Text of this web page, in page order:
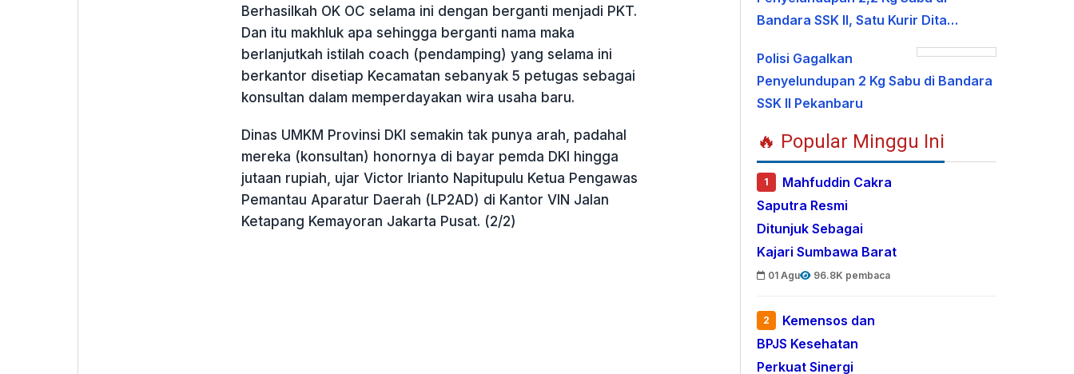
Berhasilkah OK OC selama ini dengan berganti menjadi PKT.
Dan itu makhluk apa sehingga berganti nama maka
berlanjutkah istilah coach (pendamping) yang selama ini
berkantor disetiap Kecamatan sebanyak 5 petugas sebagai
konsultan dalam memperdayakan wira usaha baru.
Dinas UMKM Provinsi DKI semakin tak punya arah, padahal
mereka (konsultan) honornya di bayar pemda DKI hingga
jutaan rupiah, ujar Victor Irianto Napitupulu Ketua Pengawas
Pemantau Aparatur Daerah (LP2AD) di Kantor VIN Jalan
Ketapang Kemayoran Jakarta Pusat. (2/2)
Bandara SSK II, Satu Kurir Dita…
Polisi Gagalkan
Penyelundupan 2 Kg Sabu di Bandara
SSK II Pekanbaru
🔥 Popular Minggu Ini
1
Mahfuddin Cakra
Saputra Resmi
Ditunjuk Sebagai
Kajari Sumbawa Barat
01 Agu 96.8K pembaca
2
Kemensos dan
BPJS Kesehatan
Perkuat Sinergi